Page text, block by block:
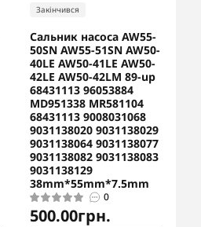
Закінчився
Сальник насоса AW55-
50SN AW55-51SN AW50-
40LE AW50-41LE AW50-
42LE AW50-42LM 89-up
68431113 96053884
MD951338 MR581104
68431113 9008031068
9031138020 9031138029
9031138064 9031138077
9031138082 9031138083
9031138129
38mm*55mm*7.5mm
0
500.00грн.